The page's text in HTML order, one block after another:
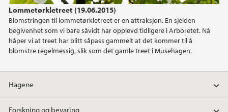
Lommetørkletreet (19.06.2015)
Blomstringen til lommetørkletreet er en attraksjon. En sjelden
begivenhet som vi bare såvidt har opplevd tidligere i Arboretet. Nå
håper vi at treet har blitt såpass gammelt at det kommer til å
blomstre regelmessig, slik som det gamle treet i Musehagen.
2021
2020
Hagene
Forskning og bevaring